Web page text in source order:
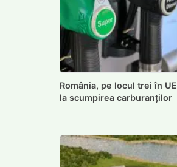
România, pe locul trei în UE
la scumpirea carburanților